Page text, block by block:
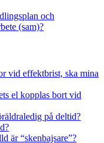
och
(sam)?
vid effektbrist, ska mina
el kopplas bort vid
på deltid?
är “skenbajsare”?